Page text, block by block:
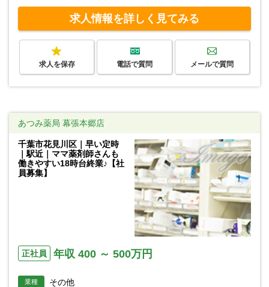
求人情報を詳しく見てみる
求人を保存 電話で質問 メールで質問
あつみ薬局 幕張本郷店
千葉市花見川区｜早い定時
｜駅近｜ママ薬剤師さんも
働きやすい18時台終業♪【社
員募集】
正社員 年収 400 ～ 500万円
業種 その他